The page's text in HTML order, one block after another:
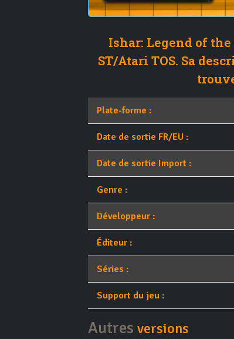
Ishar: Legend of
ST/Atari TOS. Sa
Plate-forme :
Date de sortie FR/EU :
Date de sortie Import :
Genre :
Développeur :
Éditeur :
Séries :
Support du jeu :
Autres versions